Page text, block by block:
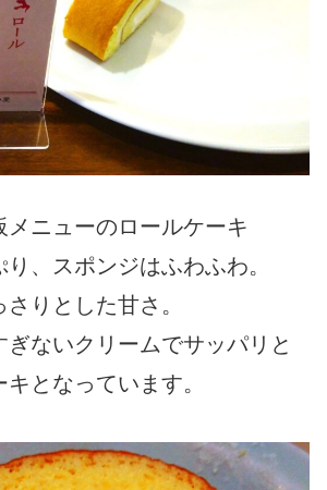
メニューのロールケーキ
、スポンジはふわふわ。
りとした甘さ。
ないクリームでサッパリと
となっています。